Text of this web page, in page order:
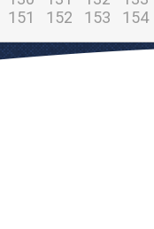
151
152 153 154